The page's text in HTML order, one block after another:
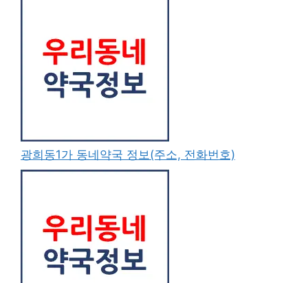
광희동1가 동네약국 정보(주소, 전화번호)